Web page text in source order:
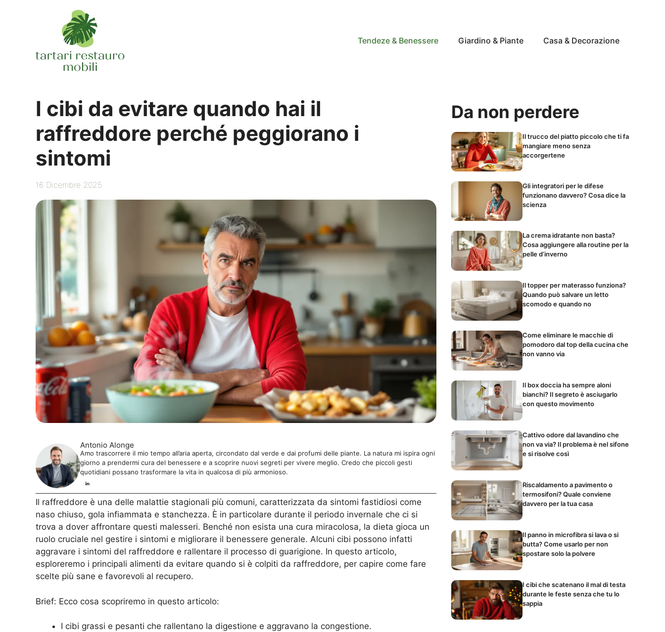
Tendeze & Benessere
Giardino & Piante Casa & Decorazione
I cibi da evitare quando hai il
raffreddore perché peggiorano i
sintomi
16 Dicembre 2025
Antonio Alonge
Amo trascorrere il mio tempo all’aria aperta, circondato dal verde e dai profumi delle piante. La natura mi ispira ogni
giorno a prendermi cura del benessere e a scoprire nuovi segreti per vivere meglio. Credo che piccoli gesti
quotidiani possano trasformare la vita in qualcosa di più armonioso.
Il raffreddore è una delle malattie stagionali più comuni, caratterizzata da sintomi fastidiosi come
naso chiuso, gola infiammata e stanchezza. È in particolare durante il periodo invernale che ci si
trova a dover affrontare questi malesseri. Benché non esista una cura miracolosa, la dieta gioca un
ruolo cruciale nel gestire i sintomi e migliorare il benessere generale. Alcuni cibi possono infatti
aggravare i sintomi del raffreddore e rallentare il processo di guarigione. In questo articolo,
esploreremo i principali alimenti da evitare quando si è colpiti da raffreddore, per capire come fare
scelte più sane e favorevoli al recupero.
Brief: Ecco cosa scopriremo in questo articolo:
I cibi grassi e pesanti che rallentano la digestione e aggravano la congestione.
Da non perdere
Il trucco del piatto piccolo che ti fa
mangiare meno senza
accorgertene
Gli integratori per le difese
funzionano davvero? Cosa dice la
scienza
La crema idratante non basta?
Cosa aggiungere alla routine per la
pelle d’inverno
Il topper per materasso funziona?
Quando può salvare un letto
scomodo e quando no
Come eliminare le macchie di
pomodoro dal top della cucina che
non vanno via
Il box doccia ha sempre aloni
bianchi? Il segreto è asciugarlo
con questo movimento
Cattivo odore dal lavandino che
non va via? Il problema è nel sifone
e si risolve così
Riscaldamento a pavimento o
termosifoni? Quale conviene
davvero per la tua casa
Il panno in microfibra si lava o si
butta? Come usarlo per non
spostare solo la polvere
I cibi che scatenano il mal di testa
durante le feste senza che tu lo
sappia